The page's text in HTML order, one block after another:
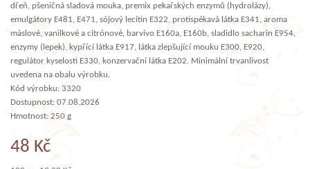
dřeň, pšeničná sladová mouka, premix pekařských enzymů (hydrolázy),
emulgátory E481, E471, sójový lecitin E322, protispékavá látka E341, aroma
máslové, vanilkové a citrónové, barvivo E160a, E160b, sladidlo sacharin E954,
enzymy (lepek), kypřící látka E917, látka zlepšující mouku E300, E920,
regulátor kyselosti E330, konzervační látka E202. Minimální trvanlivost
uvedena na obalu výrobku.
Kód výrobku: 3320
Dostupnost: 07.08.2026
Hmotnost: 250 g
48 Kč